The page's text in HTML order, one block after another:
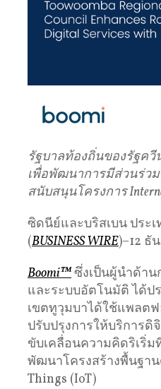
รัฐบาลท้องถิ่นของรัฐค
เพื่อพัฒนาการมีส่วนร่ว
สนับสนุนโครงการ
ซิดนีย์และบริสเบน ประเ
(BUSINESS WIRE)–12 ธั
Boomi™ซึ่งเป็นผู้นำด้าน
และระบบอัตโนมัติ ได้ป
เขตทูวุมบาได้ใช้แพลต
ปรับปรุงการให้บริการ
ขับเคลื่อนความคิดริเริ่
พัฒนาโครงสร้างพื้นฐา
Things (IoT)